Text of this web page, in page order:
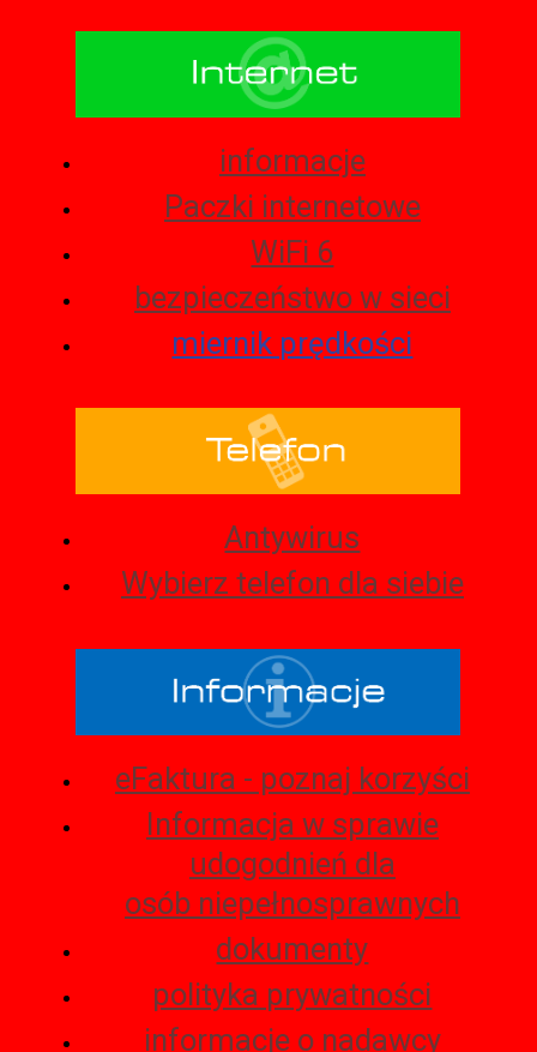
informacje
Paczki internetowe
WiFi 6
bezpieczeństwo w sieci
miernik prędkości
Antywirus
Wybierz telefon dla siebie
eFaktura - poznaj korzyści
Informacja w sprawie
udogodnień dla
osób niepełnosprawnych
dokumenty
polityka prywatności
informacje o nadawcy